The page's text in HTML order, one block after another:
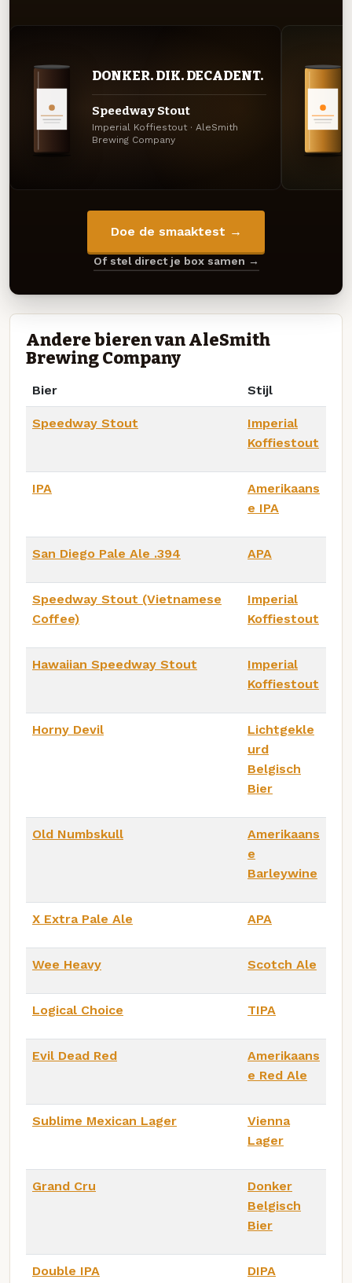
DONKER. DIK. DECADENT.
Speedway Stout
Imperial Koffiestout · AleSmith
Brewing Company
Doe de smaaktest →
Of stel direct je box samen →
Andere bieren van AleSmith
Brewing Company
Bier Stijl
Speedway Stout
Imperial
Koffiestout
IPA
Amerikaans
e IPA
San Diego Pale Ale .394 APA
Speedway Stout (Vietnamese
Coffee)
Imperial
Koffiestout
Hawaiian Speedway Stout
Imperial
Koffiestout
Horny Devil
Lichtgekle
urd
Belgisch
Bier
Old Numbskull
Amerikaans
e
Barleywine
X Extra Pale Ale APA
Wee Heavy Scotch Ale
Logical Choice TIPA
Evil Dead Red
Amerikaans
e Red Ale
Sublime Mexican Lager
Vienna
Lager
Grand Cru
Donker
Belgisch
Bier
Double IPA DIPA